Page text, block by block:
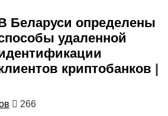
Беларуси определены
удаленной
криптобанков
266